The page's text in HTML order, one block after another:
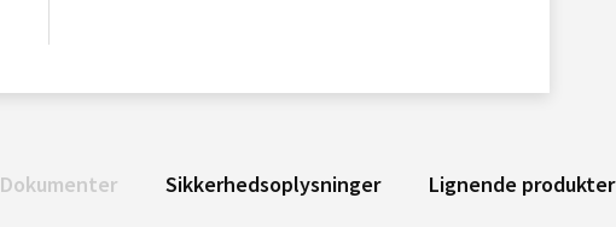
Dokumenter Sikkerhedsoplysninger Lignende produkter